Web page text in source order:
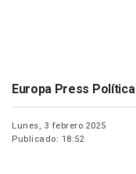
Europa Press Política
Lunes, 3 febrero 2025
Publicado: 18:52